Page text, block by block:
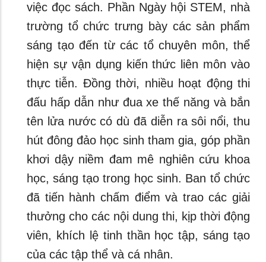
việc đọc sách. Phần Ngày hội STEM, nhà
trường tổ chức trưng bày các sản phẩm
sáng tạo đến từ các tổ chuyên môn, thể
hiện sự vận dụng kiến thức liên môn vào
thực tiễn. Đồng thời, nhiều hoạt động thi
đấu hấp dẫn như đua xe thế năng và bắn
tên lửa nước có dù đã diễn ra sôi nổi, thu
hút đông đảo học sinh tham gia, góp phần
khơi dậy niềm đam mê nghiên cứu khoa
học, sáng tạo trong học sinh. Ban tổ chức
đã tiến hành chấm điểm và trao các giải
thưởng cho các nội dung thi, kịp thời động
viên, khích lệ tinh thần học tập, sáng tạo
của các tập thể và cá nhân.